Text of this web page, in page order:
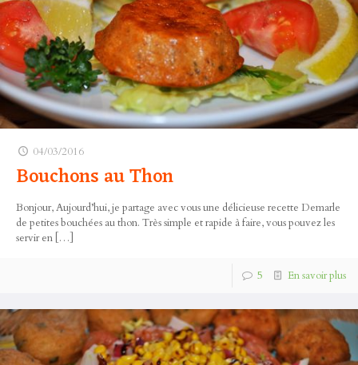
04/03/2016
Bouchons au Thon
Bonjour, Aujourd’hui, je partage avec vous une délicieuse recette Demarle
de petites bouchées au thon. Très simple et rapide à faire, vous pouvez les
servir en […]
5 En savoir plus